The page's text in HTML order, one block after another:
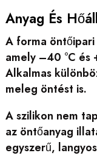
Anyag És
A forma
amely –40 °C és
Alkalmas
meleg öntést is.
A szilikon nem
az öntőanyag
egyszerű,